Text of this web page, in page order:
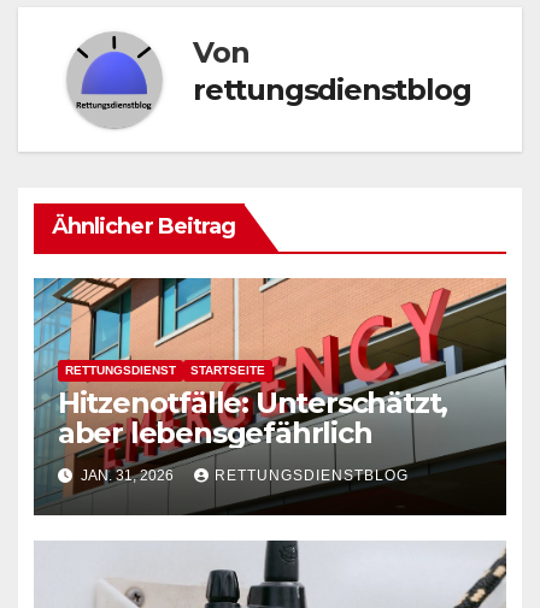
Von
rettungsdienstblog
Ähnlicher Beitrag
RETTUNGSDIENST STARTSEITE
Hitzenotfälle: Unterschätzt,
aber lebensgefährlich
JAN. 31, 2026 RETTUNGSDIENSTBLOG